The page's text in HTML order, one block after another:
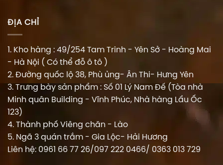
ĐỊA CHỈ
1. Kho hàng : 49/254 Tam Trinh - Yên Sở - Hoàng Mai
- Hà Nội ( Có thể đỗ ô tô )
2. Đường quốc lộ 38, Phù ủng- Ân Thi- Hưng Yên
3. Trưng bày sản phẩm : Số 01 Lý Nam Đế (Tòa nhà
Minh quân Building - Vĩnh Phúc, Nhà hàng Lẩu Ốc
123)
4. Thành phố Viêng chăn - Lào
5. Ngã 3 quán trắm - Gia Lộc- Hải Hương
Liên hệ: 0961 66 77 26/097 222 0466/ 0363 013 729